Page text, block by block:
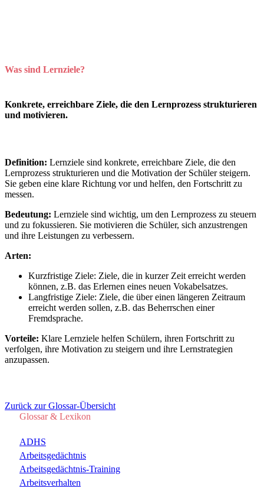
Was sind Lernziele?
Konkrete, erreichbare Ziele, die den Lernprozess strukturieren
und motivieren.
Definition: Lernziele sind konkrete, erreichbare Ziele, die den
Lernprozess strukturieren und die Motivation der Schüler steigern.
Sie geben eine klare Richtung vor und helfen, den Fortschritt zu
messen.
Bedeutung: Lernziele sind wichtig, um den Lernprozess zu steuern
und zu fokussieren. Sie motivieren die Schüler, sich anzustrengen
und ihre Leistungen zu verbessern.
Arten:
Kurzfristige Ziele: Ziele, die in kurzer Zeit erreicht werden
können, z.B. das Erlernen eines neuen Vokabelsatzes.
Langfristige Ziele: Ziele, die über einen längeren Zeitraum
erreicht werden sollen, z.B. das Beherrschen einer
Fremdsprache.
Vorteile: Klare Lernziele helfen Schülern, ihren Fortschritt zu
verfolgen, ihre Motivation zu steigern und ihre Lernstrategien
anzupassen.
Zurück zur Glossar-Übersicht
Glossar & Lexikon
ADHS
Arbeitsgedächtnis
Arbeitsgedächtnis-Training
Arbeitsverhalten